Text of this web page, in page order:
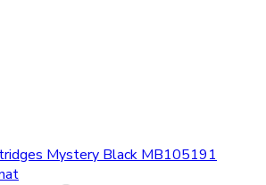
Mystery Black MB105191